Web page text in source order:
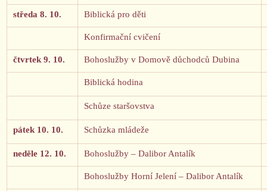
středa 8. 10. Biblická pro děti
Konfirmační cvičení
čtvrtek 9. 10. Bohoslužby v Domově důchodců Dubina
Biblická hodina
Schůze staršovstva
pátek 10. 10. Schůzka mládeže
neděle 12. 10. Bohoslužby – Dalibor Antalík
Bohoslužby Horní Jelení – Dalibor Antalík